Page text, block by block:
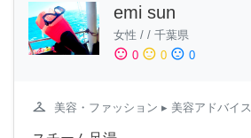
emi sun
女性 / / 千葉県
sentiment_satisfied 0 sentiment_neutral 0 sentiment_dissatisfied 0
checkroom 美容・ファッション ▸ 美容アドバイス